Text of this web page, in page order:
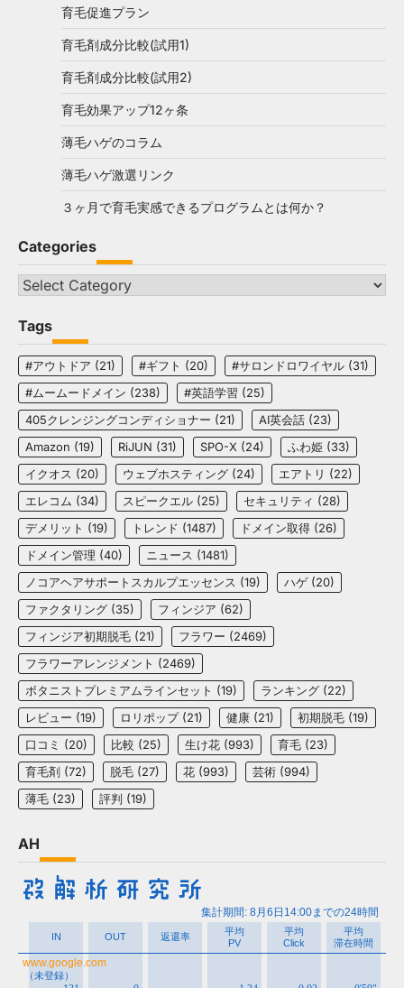
育毛促進プラン
育毛剤成分比較(試用1)
育毛剤成分比較(試用2)
育毛効果アップ12ヶ条
薄毛ハゲのコラム
薄毛ハゲ激選リンク
３ヶ月で育毛実感できるプログラムとは何か？
Categories
Categories
Tags
#アウトドア (21) #ギフト (20) #サロンドロワイヤル (31)
#ムームードメイン (238) #英語学習 (25)
405クレンジングコンディショナー (21) AI英会話 (23)
Amazon (19) RiJUN (31) SPO-X (24) ふわ姫 (33)
イクオス (20) ウェブホスティング (24) エアトリ (22)
エレコム (34) スピークエル (25) セキュリティ (28)
デメリット (19) トレンド (1487) ドメイン取得 (26)
ドメイン管理 (40) ニュース (1481)
ノコアヘアサポートスカルプエッセンス (19) ハゲ (20)
ファクタリング (35) フィンジア (62)
フィンジア初期脱毛 (21) フラワー (2469)
フラワーアレンジメント (2469)
ボタニストプレミアムラインセット (19) ランキング (22)
レビュー (19) ロリポップ(21) 健康 (21) 初期脱毛 (19)
口コミ (20) 比較 (25) 生け花 (993) 育毛 (23)
育毛剤 (72) 脱毛 (27) 花 (993) 芸術 (994)
薄毛 (23) 評判 (19)
AH